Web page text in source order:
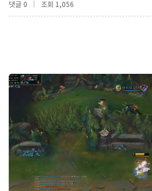
댓글 0 조회 1,056